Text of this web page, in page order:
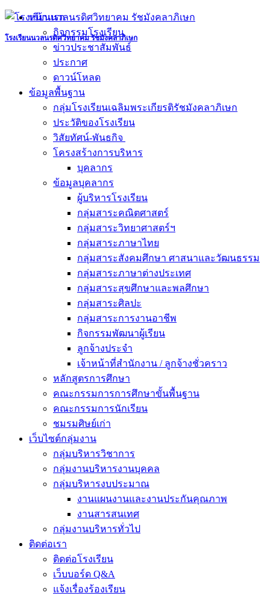
Skip
content
โรงเรียนนวลนรดิศวิทยาคม รัชมังคลาภิเษก
หน้าแรก
กิจกรรมโรงเรียน
ข่าวประชาสัมพันธ์
ประกาศ
ดาวน์โหลด
ข้อมูลพื้นฐาน
กลุ่มโรงเรียนเฉลิมพระเกียรติรัชมังคลาภิเษก
ประวัติของโรงเรียน
วิสัยทัศน์-พันธกิจ
โครงสร้างการบริหาร
บุคลากร
ข้อมูลบุคลากร
ผู้บริหารโรงเรียน
กลุ่มสาระคณิตศาสตร์
กลุ่มสาระวิทยาศาสตร์ฯ
กลุ่มสาระภาษาไทย
กลุ่มสาระสังคมศึกษา ศาสนาและวัฒนธรรม
กลุ่มสาระภาษาต่างประเทศ
กลุ่มสาระสุขศึกษาและพลศึกษา
กลุ่มสาระศิลปะ
กลุ่มสาระการงานอาชีพ
กิจกรรมพัฒนาผู้เรียน
ลูกจ้างประจำ
เจ้าหน้าที่สำนักงาน / ลูกจ้างชั่วคราว
หลักสูตรการศึกษา
คณะกรรมการการศึกษาขั้นพื้นฐาน
คณะกรรมการนักเรียน
ชมรมศิษย์เก่า
เว็บไซต์กลุ่มงาน
กลุ่มบริหารวิชาการ
กลุ่มงานบริหารงานบุคคล
กลุ่มบริหารงบประมาณ
งานแผนงานและงานประกันคุณภาพ
งานสารสนเทศ
กลุ่มงานบริหารทั่วไป
ติดต่อเรา
ติดต่อโรงเรียน
เว็บบอร์ด Q&A
แจ้งเรื่องร้องเรียน